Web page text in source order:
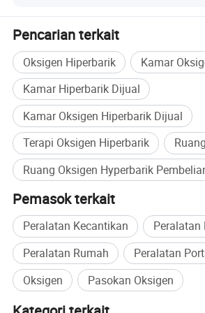
Pencarian terkait
Oksigen Hiperbarik
Kamar
Kamar Hiperbarik Dijual
Kamar Oksigen Hiperbarik Dijual
Terapi Oksigen Hiperbarik
Ruang Oksigen Hyperbarik
Pemasok terkait
Peralatan Kecantikan
Peralatan
Peralatan Rumah
Peralatan
Oksigen
Pasokan Oksigen